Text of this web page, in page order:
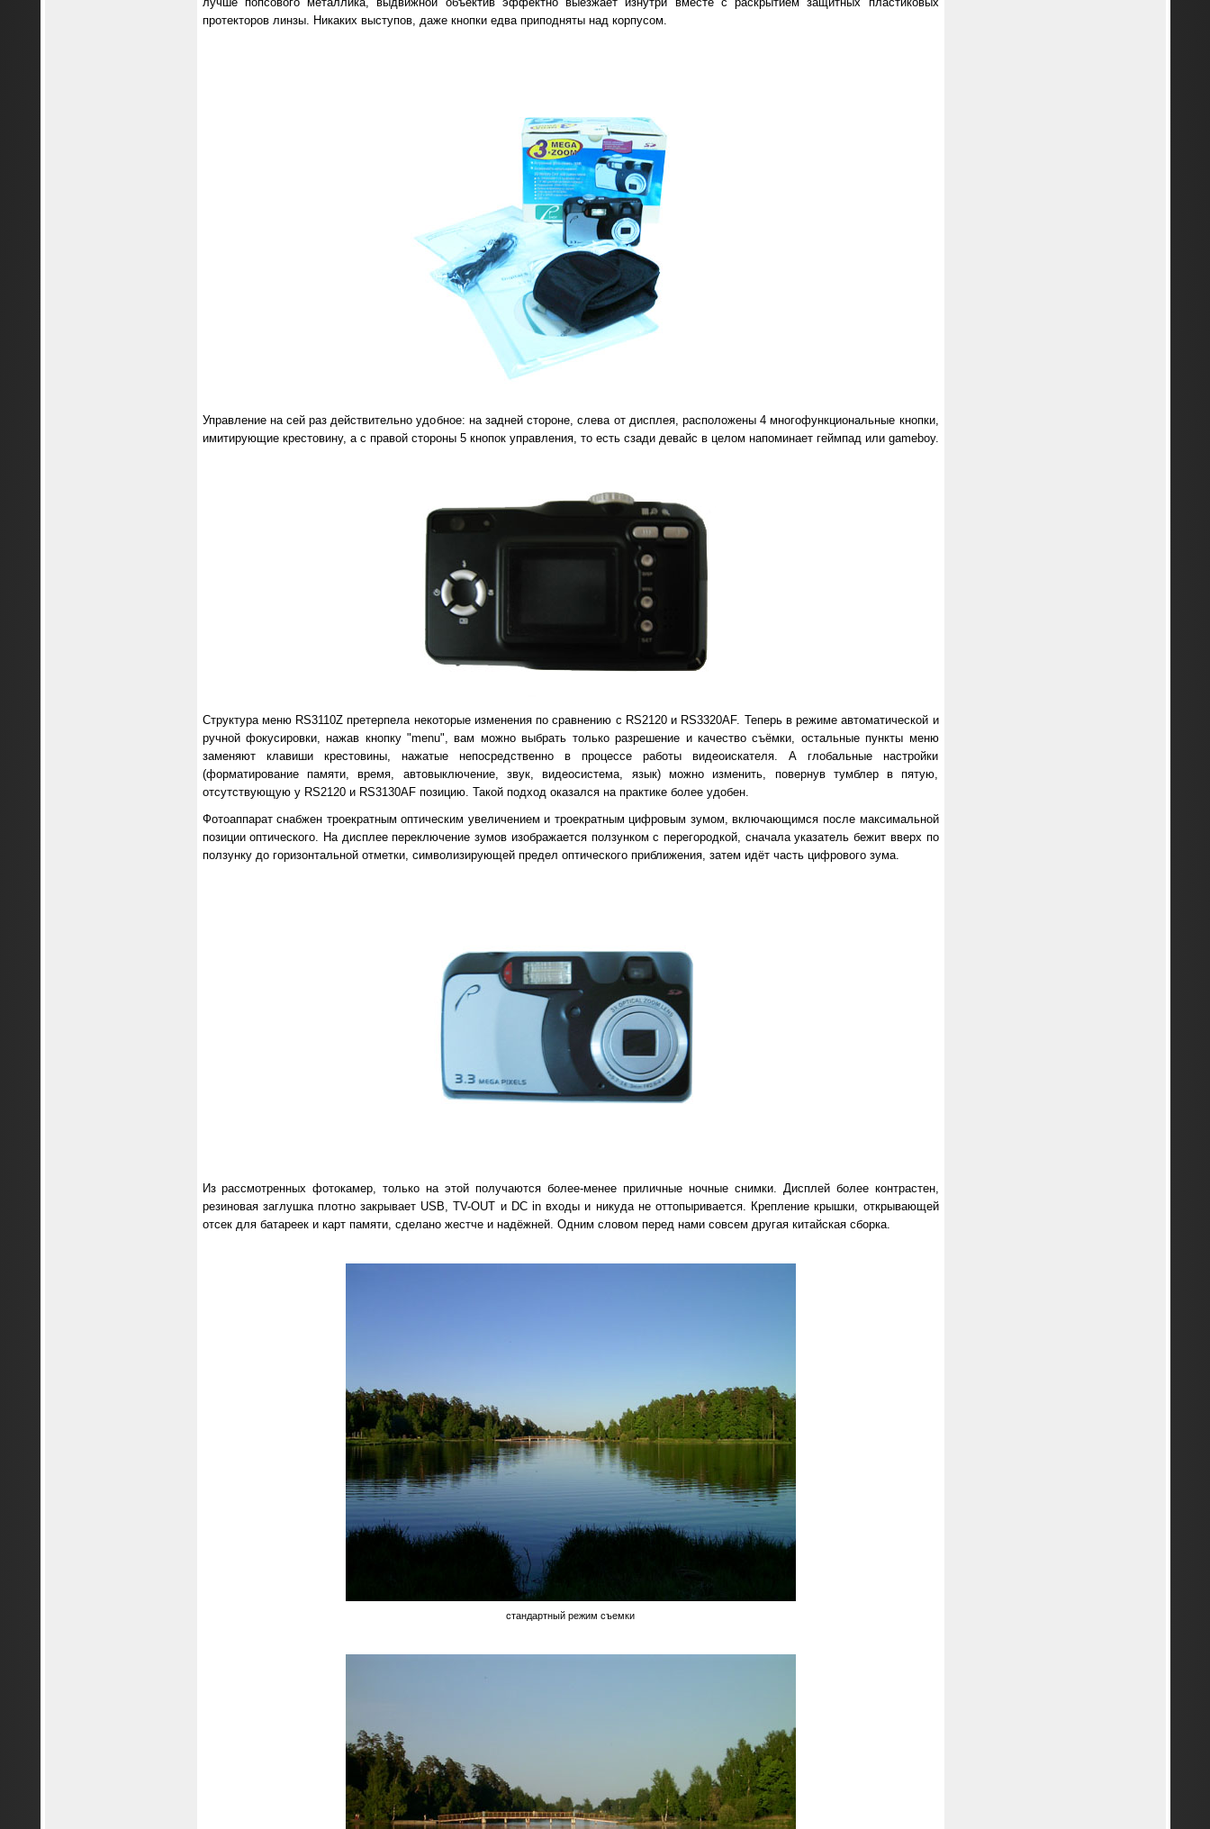
протекторов линзы. Никаких выступов, даже кнопки едва приподняты над корпусом.
Управление на сей раз действительно удобное: на задней стороне, слева от дисплея, расположены 4 многофункциональные кнопки,
имитирующие крестовину, а с правой стороны 5 кнопок управления, то есть сзади девайс в целом напоминает геймпад или gameboy.
Структура меню RS3110Z претерпела некоторые изменения по сравнению с RS2120 и RS3320AF. Теперь в режиме автоматической и
ручной фокусировки, нажав кнопку "menu", вам можно выбрать только разрешение и качество съёмки, остальные пункты меню
заменяют клавиши крестовины, нажатые непосредственно в процессе работы видеоискателя. А глобальные настройки
(форматирование памяти, время, автовыключение, звук, видеосистема, язык) можно изменить, повернув тумблер в пятую,
отсутствующую у RS2120 и RS3130AF позицию. Такой подход оказался на практике более удобен.
Фотоаппарат снабжен троекратным оптическим увеличением и троекратным цифровым зумом, включающимся после максимальной
позиции оптического. На дисплее переключение зумов изображается ползунком с перегородкой, сначала указатель бежит вверх по
ползунку до горизонтальной отметки, символизирующей предел оптического приближения, затем идёт часть цифрового зума.
Из рассмотренных фотокамер, только на этой получаются более-менее приличные ночные снимки. Дисплей более контрастен,
резиновая заглушка плотно закрывает USB, TV-OUT и DC in входы и никуда не оттопыривается. Крепление крышки, открывающей
отсек для батареек и карт памяти, сделано жестче и надёжней. Одним словом перед нами совсем другая китайская сборка.
стандартный режим съемки